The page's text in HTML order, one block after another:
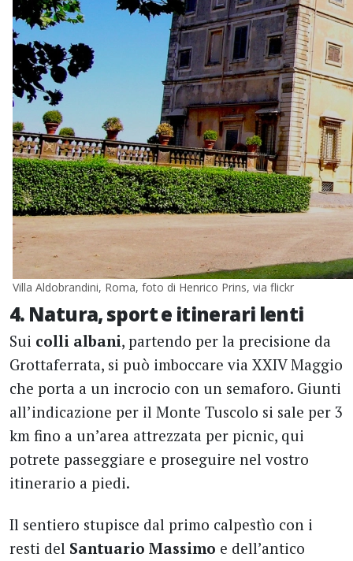
Villa Aldobrandini, Roma, foto di Henrico Prins, via flickr
4. Natura, sport e itinerari lenti
Sui colli albani, partendo per la precisione da
Grottaferrata, si può imboccare via XXIV Maggio
che porta a un incrocio con un semaforo. Giunti
all’indicazione per il Monte Tuscolo si sale per 3
km fino a un’area attrezzata per picnic, qui
potrete passeggiare e proseguire nel vostro
itinerario a piedi.
Il sentiero stupisce dal primo calpestìo con i
resti del Santuario Massimo e dell’antico